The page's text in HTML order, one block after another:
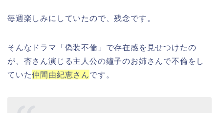
毎週楽しみにしていたので、残念です。
そんなドラマ「偽装不倫」で存在感を見せつけたの
が、杏さん演じる主人公の鐘子のお姉さんで不倫をし
ていた仲間由紀恵さんです。